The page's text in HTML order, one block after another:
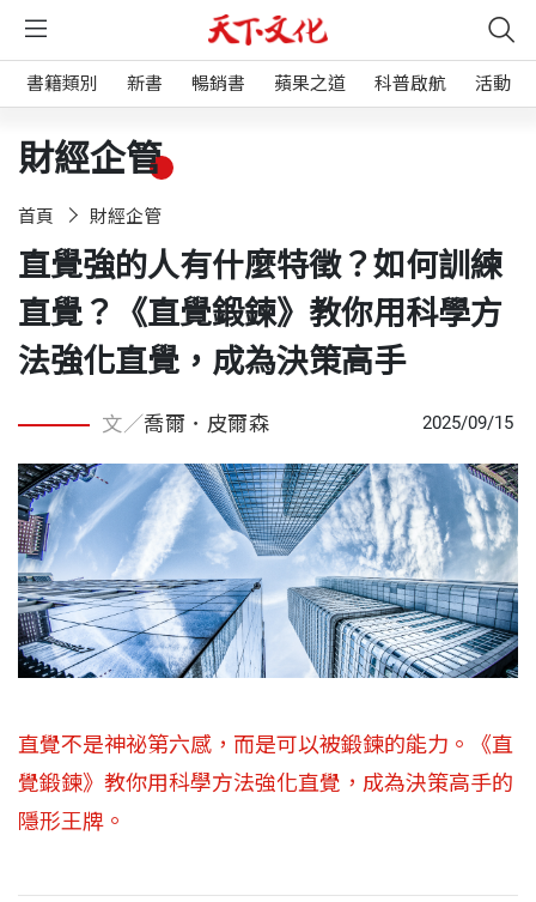
書籍類別 新書 暢銷書 蘋果之道 科普啟航 活動
財經企管
首頁 財經企管
直覺強的人有什麼特徵？如何訓練
直覺？《直覺鍛鍊》教你用科學方
法強化直覺，成為決策高手
文／喬爾．皮爾森 2025/09/15
直覺不是神祕第六感，而是可以被鍛鍊的能力。《直
覺鍛鍊》教你用科學方法強化直覺，成為決策高手的
隱形王牌。